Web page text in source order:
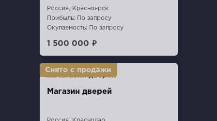
Россия, Красноярск
Прибыль: По запросу
Окупаемость: По запросу
1 500 000 ₽
Магазин дверей